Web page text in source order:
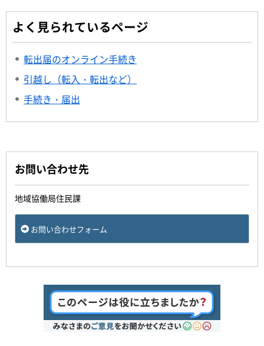
よく見られているページ
転出届のオンライン手続き
引越し（転入・転出など）
手続き・届出
お問い合わせ先
地域協働局住民課
お問い合わせフォーム